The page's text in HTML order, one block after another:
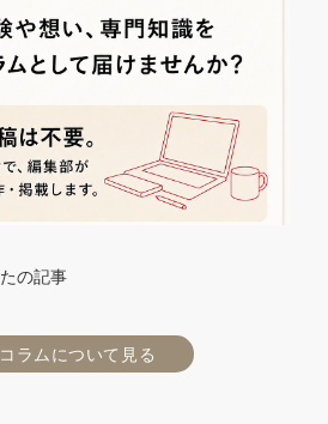
の記事
ラムについて見る